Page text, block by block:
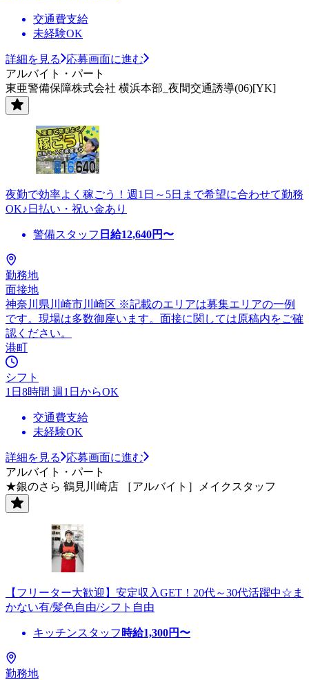
交通費支給
未経験OK
詳細を見る
応募画面に進む
アルバイト・パート
東亜警備保障株式会社 横浜本部_夜間交通誘導(06)[YK]
夜勤で効率よく稼ごう！週1日～5日まで希望に合わせて勤務
OK♪日払い・祝い金あり
警備スタッフ 日給12,640円〜
勤務地
面接地
神奈川県川崎市川崎区 ※記載のエリアは募集エリアの一例
です。現場は多数御座います。面接に関しては原稿内をご確
認ください。
港町
シフト
1日8時間 週1日からOK
交通費支給
未経験OK
詳細を見る
応募画面に進む
アルバイト・パート
★銀のさら 鶴見川崎店 ［アルバイト］メイクスタッフ
【フリーター大歓迎】安定収入GET！20代～30代活躍中☆ま
かない有/髪色自由/シフト自由
キッチンスタッフ 時給1,300円〜
勤務地